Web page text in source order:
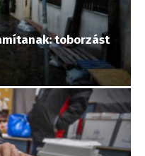
toborzást